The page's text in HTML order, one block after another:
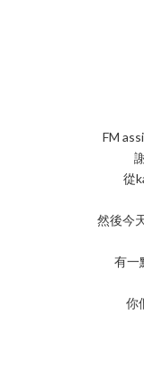
FM
從
然後今
有一
你